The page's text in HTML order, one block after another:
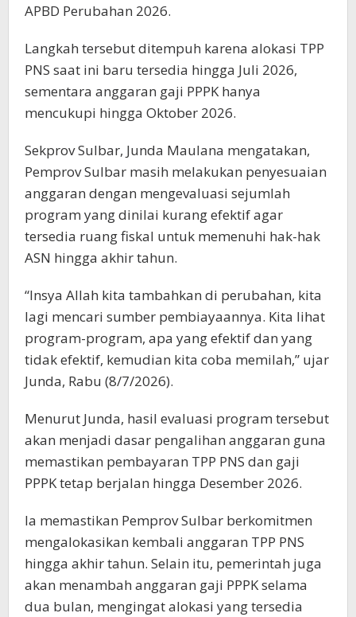
APBD Perubahan 2026.
Langkah tersebut ditempuh karena alokasi TPP
PNS saat ini baru tersedia hingga Juli 2026,
sementara anggaran gaji PPPK hanya
mencukupi hingga Oktober 2026.
Sekprov Sulbar, Junda Maulana mengatakan,
Pemprov Sulbar masih melakukan penyesuaian
anggaran dengan mengevaluasi sejumlah
program yang dinilai kurang efektif agar
tersedia ruang fiskal untuk memenuhi hak-hak
ASN hingga akhir tahun.
“Insya Allah kita tambahkan di perubahan, kita
lagi mencari sumber pembiayaannya. Kita lihat
program-program, apa yang efektif dan yang
tidak efektif, kemudian kita coba memilah,” ujar
Junda, Rabu (8/7/2026).
Menurut Junda, hasil evaluasi program tersebut
akan menjadi dasar pengalihan anggaran guna
memastikan pembayaran TPP PNS dan gaji
PPPK tetap berjalan hingga Desember 2026.
Ia memastikan Pemprov Sulbar berkomitmen
mengalokasikan kembali anggaran TPP PNS
hingga akhir tahun. Selain itu, pemerintah juga
akan menambah anggaran gaji PPPK selama
dua bulan, mengingat alokasi yang tersedia